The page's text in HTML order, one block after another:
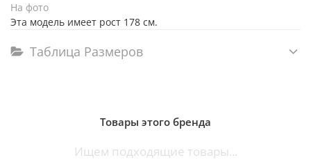
На фото
Эта модель имеет рост 178 см.
Таблица Размеров
Товары этого бренда
Ищем подходящие товары...